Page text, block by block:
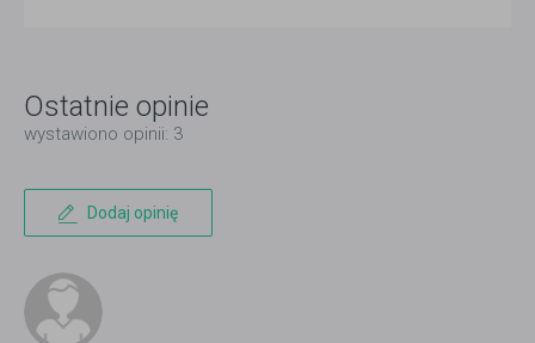
Ostatnie opinie
wystawiono opinii: 3
Dodaj opinię